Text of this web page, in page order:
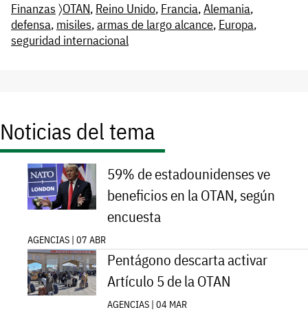
Finanzas 〉OTAN, Reino Unido, Francia,Alemania,
defensa, misiles,armas de largo alcance, Europa,
seguridad internacional
Noticias del tema
59% de estadounidenses ve
beneficios en la OTAN, según
encuesta
AGENCIAS | 07 ABR
Pentágono descarta activar
Artículo 5 de la OTAN
AGENCIAS | 04 MAR